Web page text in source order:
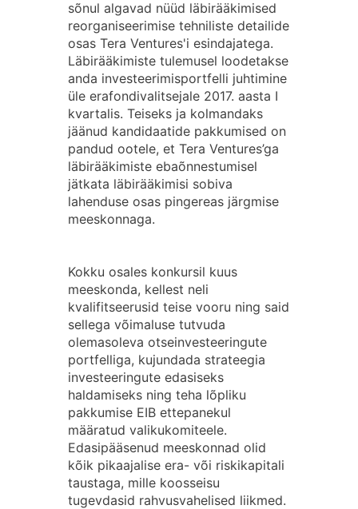
sõnul algavad nüüd läbirääkimised
reorganiseerimise tehniliste detailide
osas Tera Ventures'i esindajatega.
Läbirääkimiste tulemusel loodetakse
anda investeerimisportfelli juhtimine
üle erafondivalitsejale 2017. aasta I
kvartalis. Teiseks ja kolmandaks
jäänud kandidaatide pakkumised on
pandud ootele, et Tera Ventures’ga
läbirääkimiste ebaõnnestumisel
jätkata läbirääkimisi sobiva
lahenduse osas pingereas järgmise
meeskonnaga.
Kokku osales konkursil kuus
meeskonda, kellest neli
kvalifitseerusid teise vooru ning said
sellega võimaluse tutvuda
olemasoleva otseinvesteeringute
portfelliga, kujundada strateegia
investeeringute edasiseks
haldamiseks ning teha lõpliku
pakkumise EIB ettepanekul
määratud valikukomiteele.
Edasipääsenud meeskonnad olid
kõik pikaajalise era- või riskikapitali
taustaga, mille koosseisu
tugevdasid rahvusvahelised liikmed.